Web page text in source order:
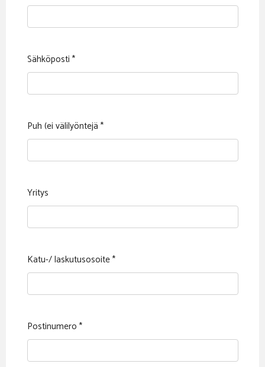
Sähköposti *
Puh (ei välilyöntejä *
Yritys
Katu-/ laskutusosoite*
Postinumero *